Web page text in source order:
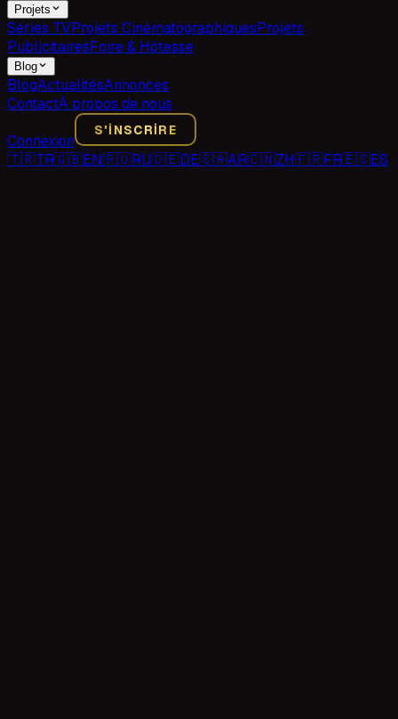
Projets
Séries TVProjets CinématographiquesProjets
PublicitairesFoire & Hôtesse
Blog
BlogActualitésAnnonces
ContactÀ propos de nous
Connexion
S'INSCRIRE
🇹🇷TR🇬🇧EN🇷🇺RU🇩🇪DE🇸🇦AR🇨🇳ZH🇫🇷FR🇪🇸ES